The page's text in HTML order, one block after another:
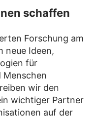
schaffen
Forschung am
neue Ideen,
für
Menschen
wir den
wichtiger Partner
auf der